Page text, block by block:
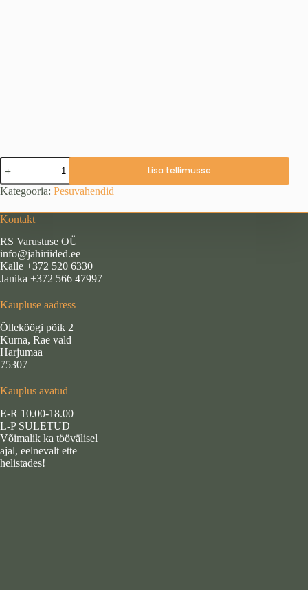
Holmencol
Textile
Wash,
500
kogus
Lisa tellimusse
Kategooria: Pesuvahendid
Kontakt
RS Varustuse OÜ
info@jahiriided.ee
Kalle +372 520 6330
Janika +372 566 47997
Kaupluse aadress
Õlleköögi põik 2
Kurna, Rae vald
Harjumaa
75307
Kauplus avatud
E-R 10.00-18.00
L-P SULETUD
Võimalik ka töövälisel
ajal, eelnevalt ette
helistades!